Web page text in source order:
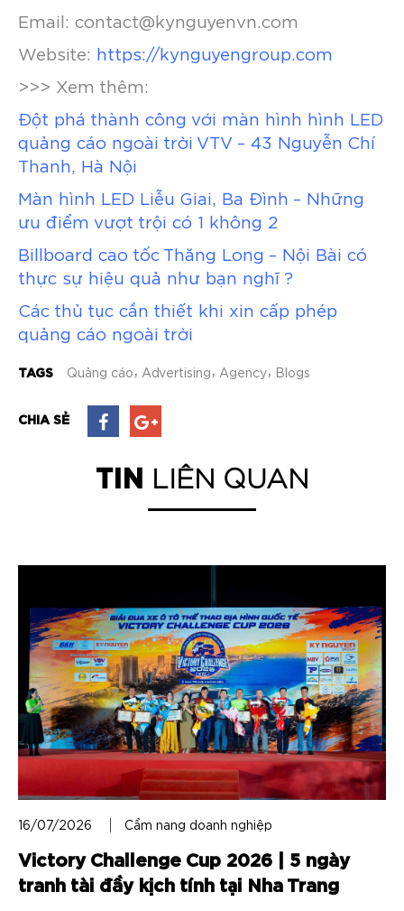
Email: contact@kynguyenvn.com
Website: https://kynguyengroup.com
>>> Xem thêm:
Đột phá thành công với màn hình hình LED
quảng cáo ngoài trời VTV – 43 Nguyễn Chí
Thanh, Hà Nội
Màn hình LED Liễu Giai, Ba Đình – Những
ưu điểm vượt trội có 1 không 2
Billboard cao tốc Thăng Long – Nội Bài có
thực sự hiệu quả như bạn nghĩ ?
Các thủ tục cần thiết khi xin cấp phép
quảng cáo ngoài trời
TAGS Quảng cáo Advertising Agency Blogs
CHIA SẺ
TIN LIÊN QUAN
16/07/2026 Cẩm nang doanh nghiệp
Victory Challenge Cup 2026 | 5 ngày
tranh tài đầy kịch tính tại Nha Trang